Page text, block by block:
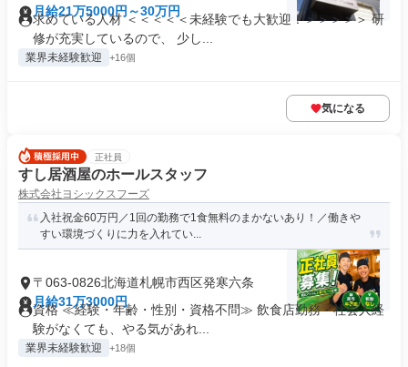
月給21万5000円～30万円
求めている人材 ＜＜＜＜＜未経験でも大歓迎！＞＞＞＞＞ 研
修が充実しているので、 少し...
業界未経験歓迎 +16個
気になる
正社員
すし居酒屋のホールスタッフ
株式会社ヨシックスフーズ
入社祝金60万円／1回の勤務で1食無料のまかないあり！／働きや
すい環境づくりに力を入れてい...
〒063-0826北海道札幌市西区発寒六条
月給31万3000円
資格 ≪経験・年齢・性別・資格不問≫ 飲食店勤務・社会人経
験がなくても、やる気があれ...
業界未経験歓迎 +18個